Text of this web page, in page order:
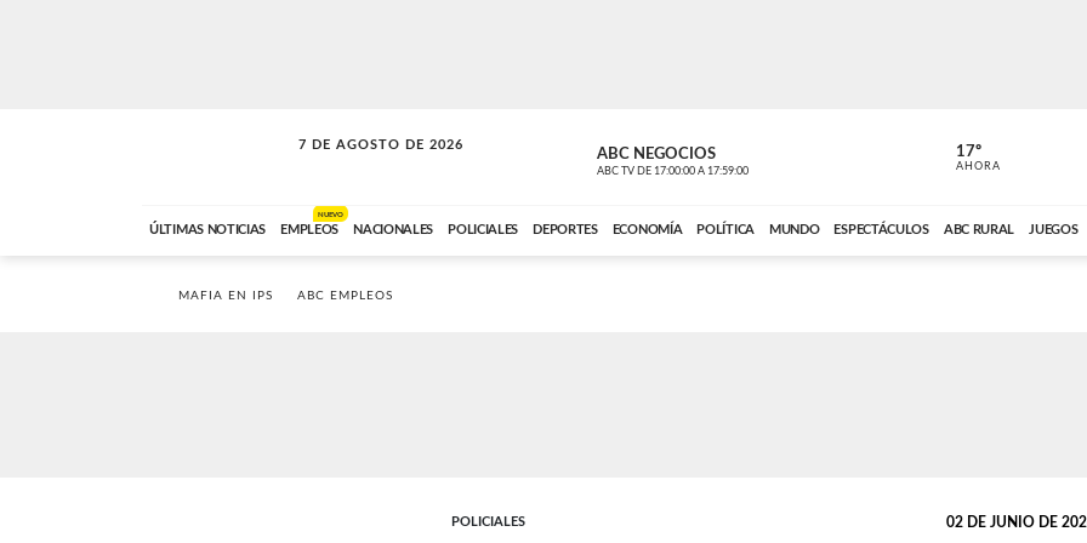
7 DE AGOSTO DE 2026
VITAMINAS ABC NEGOCIOS
ABC TV DE 17:00:00 A 17:59:00 ABC CARDINAL
17º
AHORA
ÚLTIMAS NOTICIAS EMPLEOS
NUEVO
NACIONALES POLICIALES DEPORTES ECONOMÍA POLÍTICA MUNDO ESPECTÁCULOS ABC RURAL JUEGOS
MAFIA EN IPS ABC EMPLEOS
POLICIALES 02 DE JUNIO DE